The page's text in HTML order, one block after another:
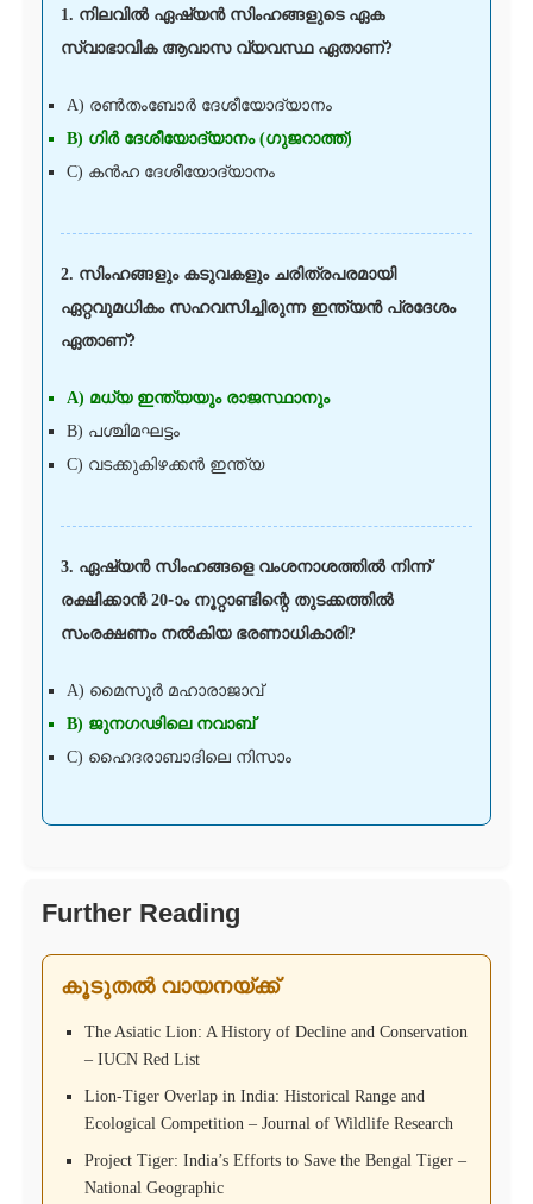
1. നിലവിൽ ഏഷ്യൻ സിംഹങ്ങളുടെ ഏക
സ്വാഭാവിക ആവാസ വ്യവസ്ഥ ഏതാണ്?
A) രൺതംബോർ ദേശീയോദ്യാനം
B) ഗിർ ദേശീയോദ്യാനം (ഗുജറാത്ത്)
C) കൻഹ ദേശീയോദ്യാനം
2. സിംഹങ്ങളും കടുവകളും ചരിത്രപരമായി
ഏറ്റവുമധികം സഹവസിച്ചിരുന്ന ഇന്ത്യൻ പ്രദേശം
ഏതാണ്?
A) മധ്യ ഇന്ത്യയും രാജസ്ഥാനും
B) പശ്ചിമഘട്ടം
C) വടക്കുകിഴക്കൻ ഇന്ത്യ
3. ഏഷ്യൻ സിംഹങ്ങളെ വംശനാശത്തിൽ നിന്ന്
രക്ഷിക്കാൻ 20-ാം നൂറ്റാണ്ടിന്റെ തുടക്കത്തിൽ
സംരക്ഷണം നൽകിയ ഭരണാധികാരി?
A) മൈസൂർ മഹാരാജാവ്
B) ജുനഗഢിലെ നവാബ്
C) ഹൈദരാബാദിലെ നിസാം
Further Reading
കൂടുതൽ വായനയ്ക്ക്
The Asiatic Lion: A History of Decline and Conservation
– IUCN Red List
Lion-Tiger Overlap in India: Historical Range and
Ecological Competition – Journal of Wildlife Research
Project Tiger: India’s Efforts to Save the Bengal Tiger –
National Geographic